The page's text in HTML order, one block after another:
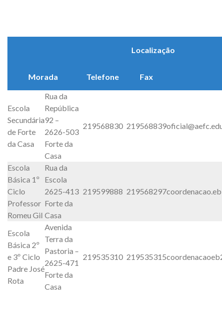
Localização
Morada Telefone Fax
Escola
Secundária
de Forte
da Casa
Rua da
República
92 –
2626-503
Forte da
Casa
219568830 219568839
Escola
Básica 1º
Ciclo
Professor
Romeu Gil
Rua da
Escola
2625-413
Forte da
Casa
219599888 219568297
Escola
Básica 2º
e 3º Ciclo
Padre José
Rota
Avenida
Terra da
Pastoria –
2625-471
Forte da
Casa
219535310 219535315